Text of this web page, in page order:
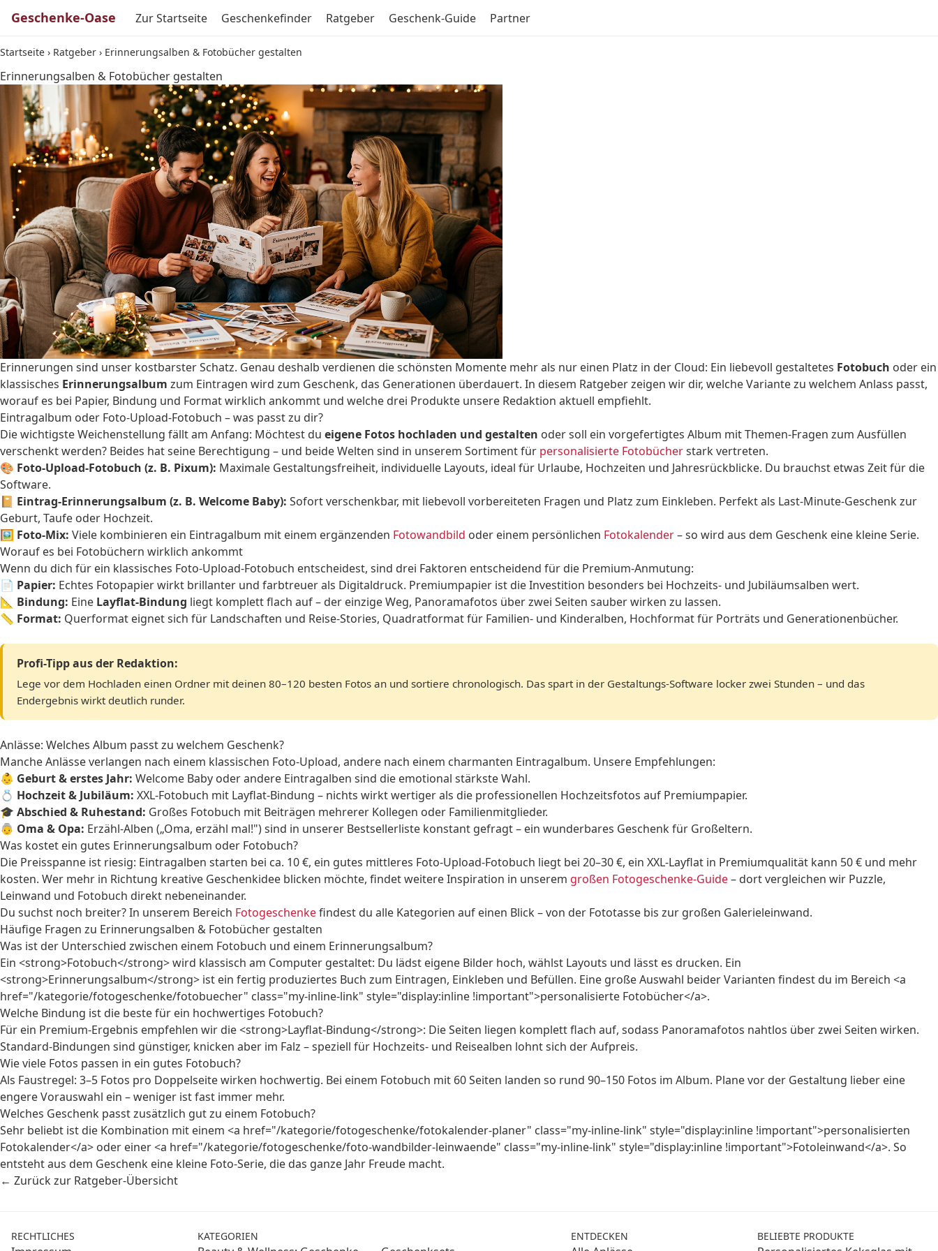
Geschenke-Oase Zur Startseite Geschenkefinder Ratgeber Geschenk-Guide Partner
Startseite › Ratgeber › Erinnerungsalben & Fotobücher gestalten
Erinnerungsalben & Fotobücher gestalten
Erinnerungen sind unser kostbarster Schatz. Genau deshalb verdienen die schönsten Momente mehr als nur einen Platz in der Cloud: Ein liebevoll gestaltetes Fotobuch oder ein
klassisches Erinnerungsalbum zum Eintragen wird zum Geschenk, das Generationen überdauert. In diesem Ratgeber zeigen wir dir, welche Variante zu welchem Anlass passt,
worauf es bei Papier, Bindung und Format wirklich ankommt und welche drei Produkte unsere Redaktion aktuell empfiehlt.
Eintragalbum oder Foto-Upload-Fotobuch – was passt zu dir?
Die wichtigste Weichenstellung fällt am Anfang: Möchtest du eigene Fotos hochladen und gestalten oder soll ein vorgefertigtes Album mit Themen-Fragen zum Ausfüllen
verschenkt werden? Beides hat seine Berechtigung – und beide Welten sind in unserem Sortiment für personalisierte Fotobücherstark vertreten.
🎨 Foto-Upload-Fotobuch (z. B. Pixum): Maximale Gestaltungsfreiheit, individuelle Layouts, ideal für Urlaube, Hochzeiten und Jahresrückblicke. Du brauchst etwas Zeit für die
Software.
📔 Eintrag-Erinnerungsalbum (z. B. Welcome Baby): Sofort verschenkbar, mit liebevoll vorbereiteten Fragen und Platz zum Einkleben. Perfekt als Last-Minute-Geschenk zur
Geburt, Taufe oder Hochzeit.
🖼️ Foto-Mix: Viele kombinieren ein Eintragalbum mit einem ergänzenden Fotowandbild oder einem persönlichen Fotokalender– so wird aus dem Geschenk eine kleine Serie.
Worauf es bei Fotobüchern wirklich ankommt
Wenn du dich für ein klassisches Foto-Upload-Fotobuch entscheidest, sind drei Faktoren entscheidend für die Premium-Anmutung:
📄 Papier: Echtes Fotopapier wirkt brillanter und farbtreuer als Digitaldruck. Premiumpapier ist die Investition besonders bei Hochzeits- und Jubiläumsalben wert.
📐 Bindung: Eine Layflat-Bindung liegt komplett flach auf – der einzige Weg, Panoramafotos über zwei Seiten sauber wirken zu lassen.
📏 Format: Querformat eignet sich für Landschaften und Reise-Stories, Quadratformat für Familien- und Kinderalben, Hochformat für Porträts und Generationenbücher.
Profi-Tipp aus der Redaktion:
Lege vor dem Hochladen einen Ordner mit deinen 80–120 besten Fotos an und sortiere chronologisch. Das spart in der Gestaltungs-Software locker zwei Stunden – und das
Endergebnis wirkt deutlich runder.
Anlässe: Welches Album passt zu welchem Geschenk?
Manche Anlässe verlangen nach einem klassischen Foto-Upload, andere nach einem charmanten Eintragalbum. Unsere Empfehlungen:
👶 Geburt & erstes Jahr: Welcome Baby oder andere Eintragalben sind die emotional stärkste Wahl.
💍 Hochzeit & Jubiläum: XXL-Fotobuch mit Layflat-Bindung – nichts wirkt wertiger als die professionellen Hochzeitsfotos auf Premiumpapier.
🎓 Abschied & Ruhestand: Großes Fotobuch mit Beiträgen mehrerer Kollegen oder Familienmitglieder.
👵 Oma & Opa: Erzähl-Alben („Oma, erzähl mal!") sind in unserer Bestsellerliste konstant gefragt – ein wunderbares Geschenk für Großeltern.
Was kostet ein gutes Erinnerungsalbum oder Fotobuch?
Die Preisspanne ist riesig: Eintragalben starten bei ca. 10 €, ein gutes mittleres Foto-Upload-Fotobuch liegt bei 20–30 €, ein XXL-Layflat in Premiumqualität kann 50 € und mehr
kosten. Wer mehr in Richtung kreative Geschenkidee blicken möchte, findet weitere Inspiration in unserem großen Fotogeschenke-Guide– dort vergleichen wir Puzzle,
Leinwand und Fotobuch direkt nebeneinander.
Du suchst noch breiter? In unserem Bereich Fotogeschenkefindest du alle Kategorien auf einen Blick – von der Fototasse bis zur großen Galerieleinwand.
Häufige Fragen zu Erinnerungsalben & Fotobücher gestalten
Was ist der Unterschied zwischen einem Fotobuch und einem Erinnerungsalbum?
Ein <strong>Fotobuch</strong> wird klassisch am Computer gestaltet: Du lädst eigene Bilder hoch, wählst Layouts und lässt es drucken. Ein
<strong>Erinnerungsalbum</strong> ist ein fertig produziertes Buch zum Eintragen, Einkleben und Befüllen. Eine große Auswahl beider Varianten findest du im Bereich <a
href="/kategorie/fotogeschenke/fotobuecher" class="my-inline-link" style="display:inline !important">personalisierte Fotobücher</a>.
Welche Bindung ist die beste für ein hochwertiges Fotobuch?
Für ein Premium-Ergebnis empfehlen wir die <strong>Layflat-Bindung</strong>: Die Seiten liegen komplett flach auf, sodass Panoramafotos nahtlos über zwei Seiten wirken.
Standard-Bindungen sind günstiger, knicken aber im Falz – speziell für Hochzeits- und Reisealben lohnt sich der Aufpreis.
Wie viele Fotos passen in ein gutes Fotobuch?
Als Faustregel: 3–5 Fotos pro Doppelseite wirken hochwertig. Bei einem Fotobuch mit 60 Seiten landen so rund 90–150 Fotos im Album. Plane vor der Gestaltung lieber eine
engere Vorauswahl ein – weniger ist fast immer mehr.
Welches Geschenk passt zusätzlich gut zu einem Fotobuch?
Sehr beliebt ist die Kombination mit einem <a href="/kategorie/fotogeschenke/fotokalender-planer" class="my-inline-link" style="display:inline !important">personalisierten
Fotokalender</a> oder einer <a href="/kategorie/fotogeschenke/foto-wandbilder-leinwaende" class="my-inline-link" style="display:inline !important">Fotoleinwand</a>. So
entsteht aus dem Geschenk eine kleine Foto-Serie, die das ganze Jahr Freude macht.
← Zurück zur Ratgeber-Übersicht
RECHTLICHES KATEGORIEN ENTDECKEN BELIEBTE PRODUKTE